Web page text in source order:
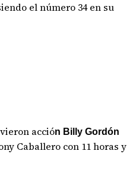
el número 34 en su
acción Billy Gordón
Caballero con 11 horas y